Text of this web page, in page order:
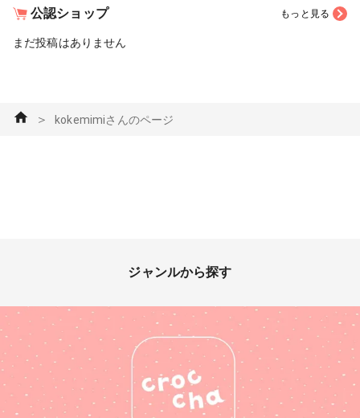
公認ショップ もっと見る
まだ投稿はありません
＞ kokemimiさんのページ
ジャンルから探す